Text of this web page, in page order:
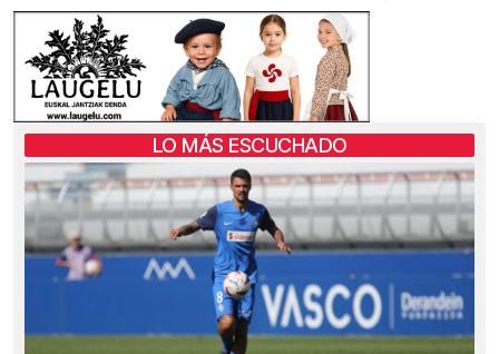
LO MÁS ESCUCHADO